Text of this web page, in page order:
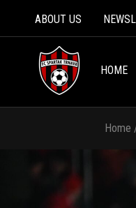
ABOUT US
HOME
Home